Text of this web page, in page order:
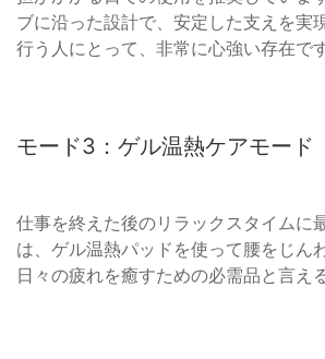
ブに沿った設計で、安定した支えを実
行う人にとって、非常に心強い存在です
モード3：ゲル温熱ケアモード
仕事を終えた後のリラックスタイムに
は、ゲル温熱パッドを使って腰をじん
日々の疲れを癒すための必需品と言え